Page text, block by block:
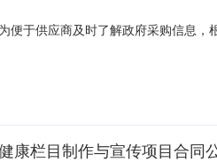
便于供应商及时了解政府采购信息
落实政府采购相关政策预计采购时
康栏目制作与宣传项目合同